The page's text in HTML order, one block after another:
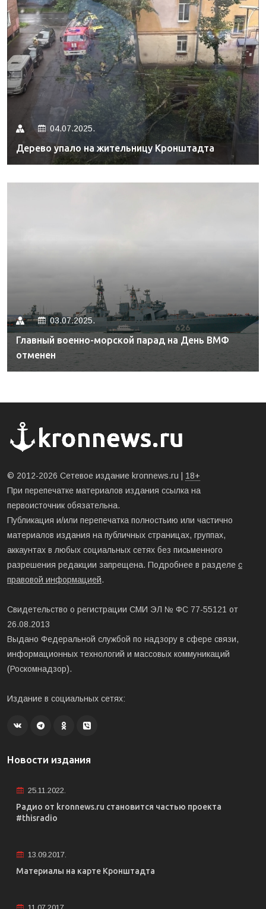
04.07.2025.
Дерево упало на жительницу Кронштадта
03.07.2025.
Главный военно-морской парад на День ВМФ
отменен
© 2012-2026 Сетевое издание kronnews.ru | 18+
При перепечатке материалов издания ссылка на
первоисточник обязательна.
Публикация и/или перепечатка полностьию или частично
материалов издания на публичных страницах, группах,
аккаунтах в любых социальных сетях без письменного
разрешения редакции запрещена. Подробнее в разделе с
правовой информацией.
Свидетельство о регистрации СМИ ЭЛ № ФС 77-55121 от
26.08.2013
Выдано Федеральной службой по надзору в сфере связи,
информационных технологий и массовых коммуникаций
(Роскомнадзор).
Издание в социальных сетях:
Новости издания
25.11.2022.
Радио от kronnews.ru становится частью проекта
#thisradio
13.09.2017.
Материалы на карте Кронштадта